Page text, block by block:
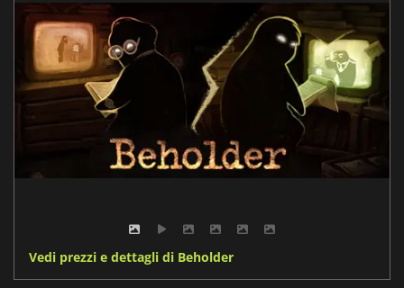
Vedi prezzi e dettagli di Beholder